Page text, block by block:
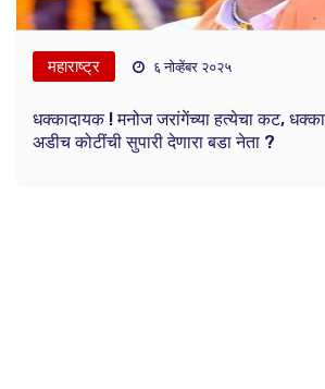
महाराष्ट्र ६ नोव्हेंबर २०२५
धक्कादायक ! मनोज जरांगेंच्या हत्येचा कट,
अडीच कोटींची सुपारी देणारा बडा नेता ?